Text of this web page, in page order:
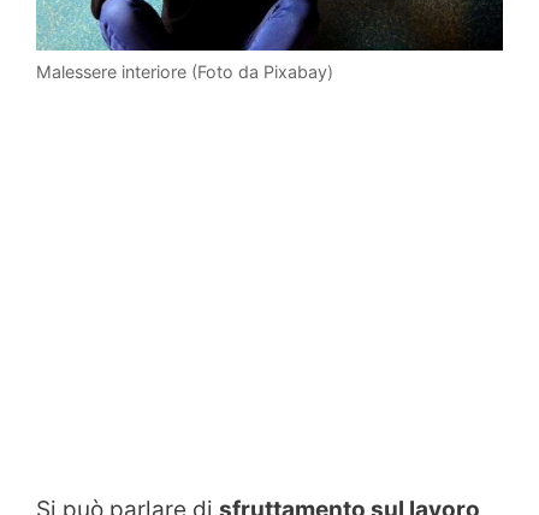
Malessere interiore (Foto da Pixabay)
Si può parlare di sfruttamento sul lavoro